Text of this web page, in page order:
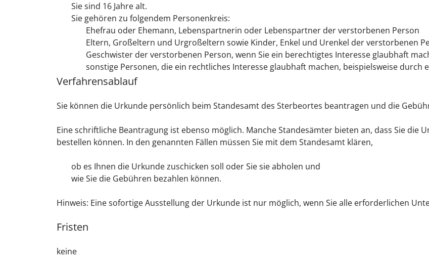
Sie sind 16 Jahre alt.
Sie gehören zu folgendem Personenkreis:
Ehefrau oder Ehemann, Lebenspartnerin oder Lebenspartner der verstorbenen Person
Eltern, Großeltern und Urgroßeltern sowie Kinder, Enkel und Urenkel der verstorbenen
Geschwister der verstorbenen Person, wenn Sie ein berechtigtes Interesse glaubhaft
sonstige Personen, die ein rechtliches Interesse glaubhaft machen, beispielsweise durch
Verfahrensablauf
Sie können die Urkunde persönlich beim Standesamt des Sterbeortes beantragen und die
Eine schriftliche Beantragung ist ebenso möglich. Manche Standesämter bieten an, dass Sie die
bestellen können. In den genannten Fällen müssen Sie mit dem Standesamt klären,
ob es Ihnen die Urkunde zuschicken soll oder Sie sie abholen und
wie Sie die Gebühren bezahlen können.
Hinweis: Eine sofortige Ausstellung der Urkunde ist nur möglich, wenn Sie alle erforderlichen
Fristen
keine